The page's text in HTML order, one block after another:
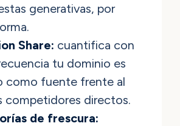
generativas, por
Share: cuantifica con
tu dominio es
como fuente frente al
competidores directos.
de frescura: